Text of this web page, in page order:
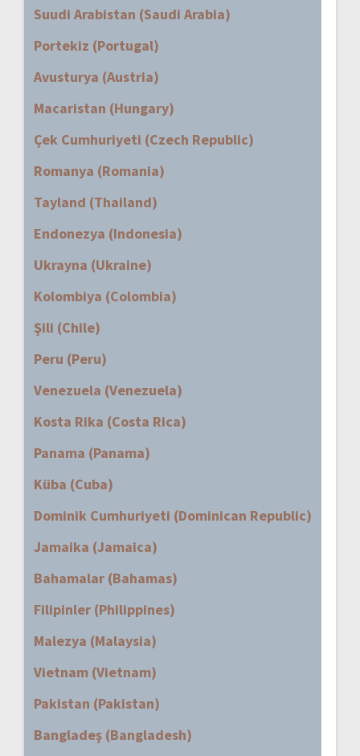
Suudi Arabistan (Saudi Arabia)
Portekiz (Portugal)
Avusturya (Austria)
Macaristan (Hungary)
Çek Cumhuriyeti (Czech Republic)
Romanya (Romania)
Tayland (Thailand)
Endonezya (Indonesia)
Ukrayna (Ukraine)
Kolombiya (Colombia)
Şili (Chile)
Peru (Peru)
Venezuela (Venezuela)
Kosta Rika (Costa Rica)
Panama (Panama)
Küba (Cuba)
Dominik Cumhuriyeti (Dominican Republic)
Jamaika (Jamaica)
Bahamalar (Bahamas)
Filipinler (Philippines)
Malezya (Malaysia)
Vietnam (Vietnam)
Pakistan (Pakistan)
Bangladeş (Bangladesh)